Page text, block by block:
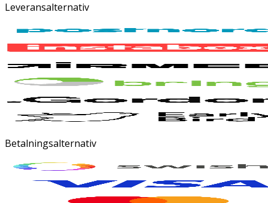
Leveransalternativ
Betalningsalternativ